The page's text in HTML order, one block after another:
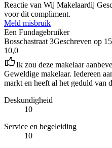
Reactie van Wij Makelaardij
voor dit compliment.
Meld misbruik
Een Fundagebruiker
Bosschastraat 3Geschreven op
10,0
Ik zou deze makelaar
Geweldige makelaar. Iedereen
markt en heeft al het geduld van
Deskundigheid
10
Service en begeleiding
10